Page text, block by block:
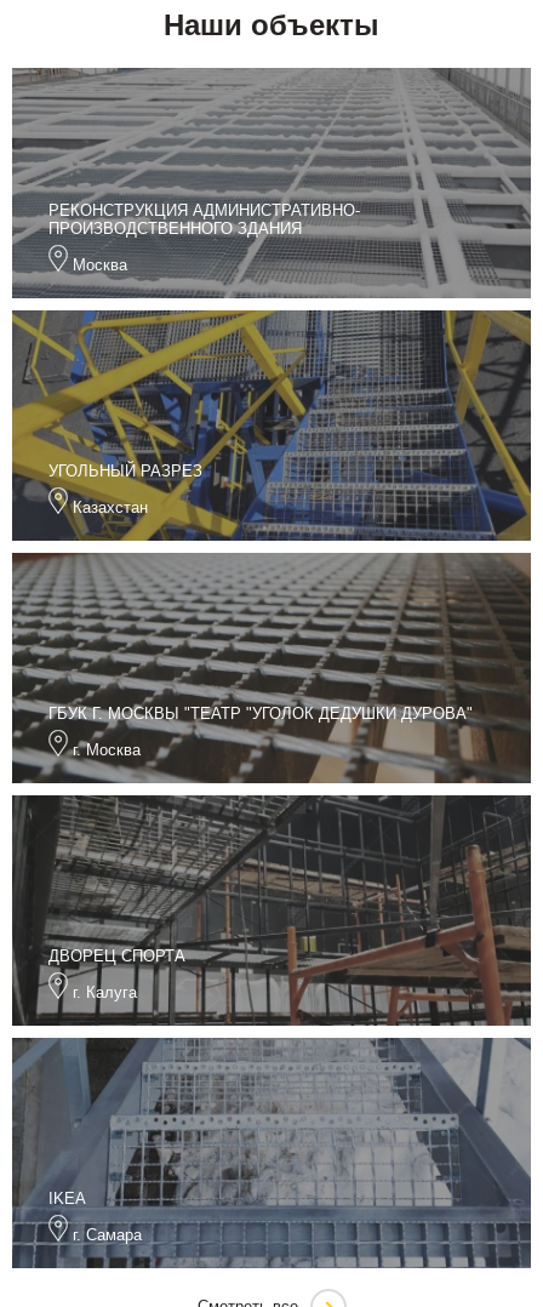
Наши объекты
РЕКОНСТРУКЦИЯ АДМИНИСТРАТИВНО-
ПРОИЗВОДСТВЕННОГО ЗДАНИЯ
Москва
УГОЛЬНЫЙ РАЗРЕЗ
Казахстан
ГБУК Г. МОСКВЫ "ТЕАТР "УГОЛОК ДЕДУШКИ ДУРОВА"
г. Москва
ДВОРЕЦ СПОРТА
г. Калуга
IKEA
г. Самара